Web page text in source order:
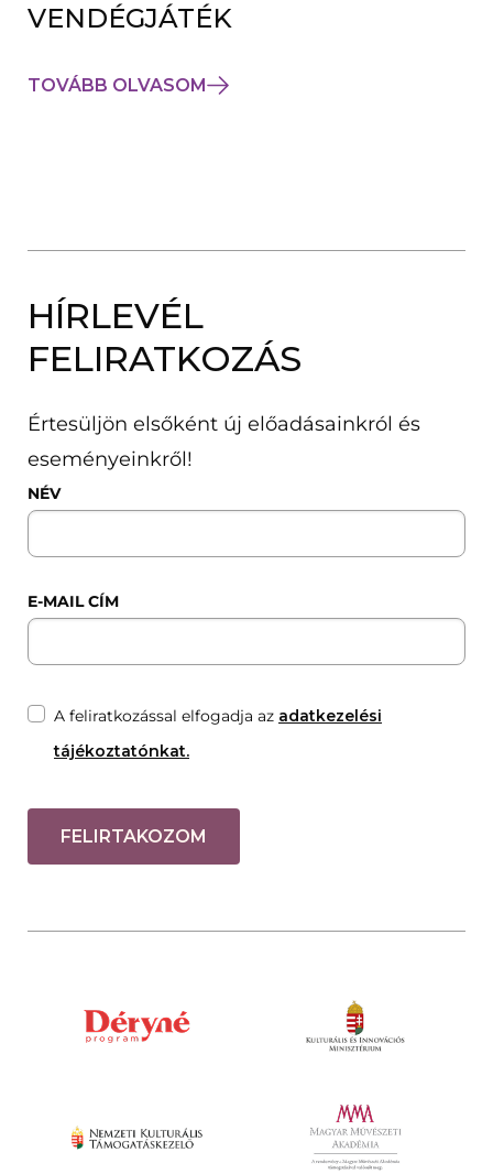
VENDÉGJÁTÉK
TOVÁBB OLVASOM
HÍRLEVÉL
FELIRATKOZÁS
Értesüljön elsőként új előadásainkról és
eseményeinkről!
NÉV
E-MAIL CÍM
A feliratkozással elfogadja az adatkezelési
tájékoztatónkat.
FELIRTAKOZOM